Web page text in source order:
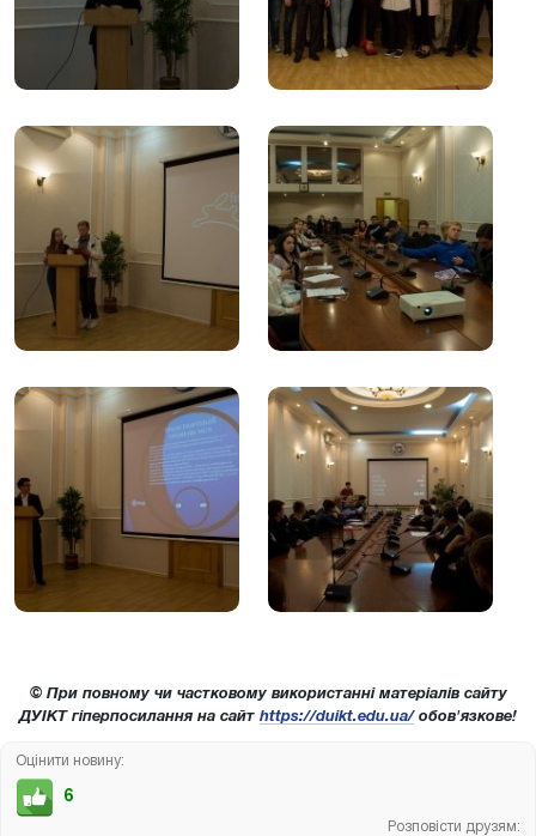
© При повному чи частковому використанні матеріалів сайту
ДУІКТ гіперпосилання на сайт https://duikt.edu.ua/обов'язкове!
Оцінити новину:
6
Розповісти друзям: